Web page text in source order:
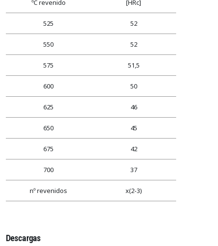
ºC revenido [HRc]
525 52
550 52
575 51,5
600 50
625 46
650 45
675 42
700 37
nº revenidos x(2-3)
Descargas